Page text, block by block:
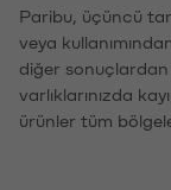
Paribu, üçüncü
veya
diğer sonuçlardan
varlıklarınızda
ürünler tüm